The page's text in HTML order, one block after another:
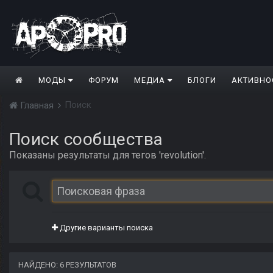
МОДЫ ФОРУМ МЕДИА БЛОГИ
Главная Поиск
Поиск сообщества
Показаны результаты для тегов 'revolution'.
Другие варианты поиска
НАЙДЕНО: 6 РЕЗУЛЬТАТОВ